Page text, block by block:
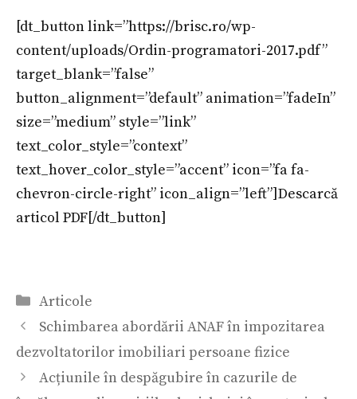
[dt_button link=”https://brisc.ro/wp-
content/uploads/Ordin-programatori-2017.pdf”
target_blank=”false”
button_alignment=”default” animation=”fadeIn”
size=”medium” style=”link”
text_color_style=”context”
text_hover_color_style=”accent” icon=”fa fa-
chevron-circle-right” icon_align=”left”]Descarcă
articol PDF[/dt_button]
Categorii
Articole
Schimbarea abordării ANAF în impozitarea
dezvoltatorilor imobiliari persoane fizice
Acțiunile în despăgubire în cazurile de